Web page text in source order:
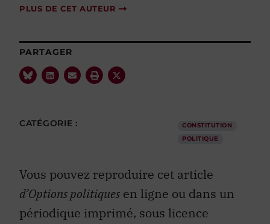
PLUS DE CET AUTEUR
PARTAGER
CATÉGORIE :
CONSTITUTION
POLITIQUE
Vous pouvez reproduire cet article
d’Options politiques en ligne ou dans un
périodique imprimé, sous licence